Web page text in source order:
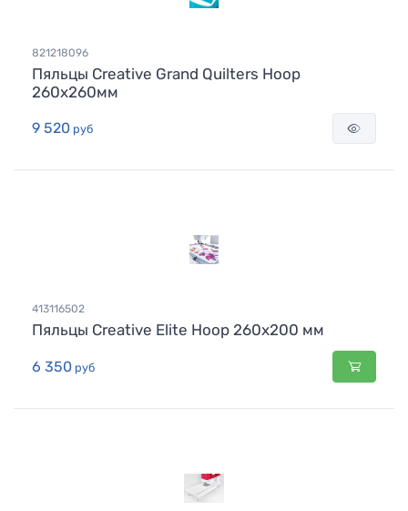
821218096
Пяльцы Creative Grand Quilters Hoop
260x260мм
9 520 руб
413116502
Пяльцы Creative Elite Hoop 260x200 мм
6 350 руб